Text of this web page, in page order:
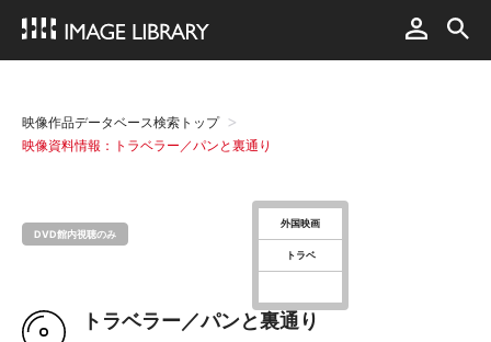
映像作品データベース検索トップ
映像資料情報：トラベラー／パンと裏通り
DVD館内視聴のみ
外国映画
トラベ
トラベラー／パンと裏通り